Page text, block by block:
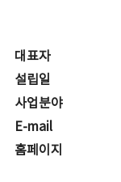
대표자
설립일
사업분야
E-mail
홈페이지